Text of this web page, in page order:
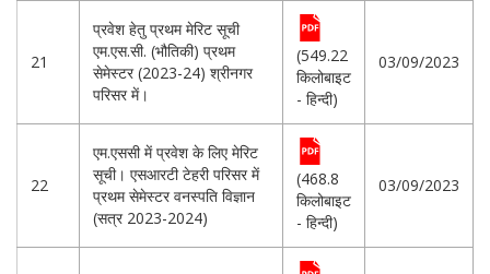
21
प्रवेश हेतु प्रथम मेरिट सूची
एम.एस.सी. (भौतिकी) प्रथम
सेमेस्टर (2023-24) श्रीनगर
परिसर में।
(549.22
किलोबाइट
- हिन्दी)
03/09/2023
22
एम.एससी में प्रवेश के लिए मेरिट
सूची। एसआरटी टेहरी परिसर में
प्रथम सेमेस्टर वनस्पति विज्ञान
(सत्र 2023-2024)
(468.8
किलोबाइट
- हिन्दी)
03/09/2023